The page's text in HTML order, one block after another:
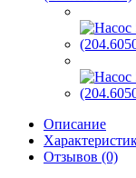
Описание
Отзывов (0)